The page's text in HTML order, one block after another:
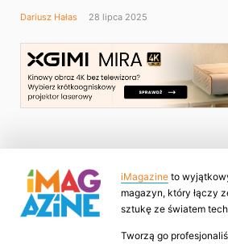
Dariusz Hałas 28 lipca 2025
iMagazine to
magazyn, który łączy
sztukę ze światem
Tworzą go